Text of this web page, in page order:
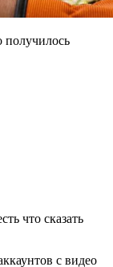
получилось
что сказать
с видео